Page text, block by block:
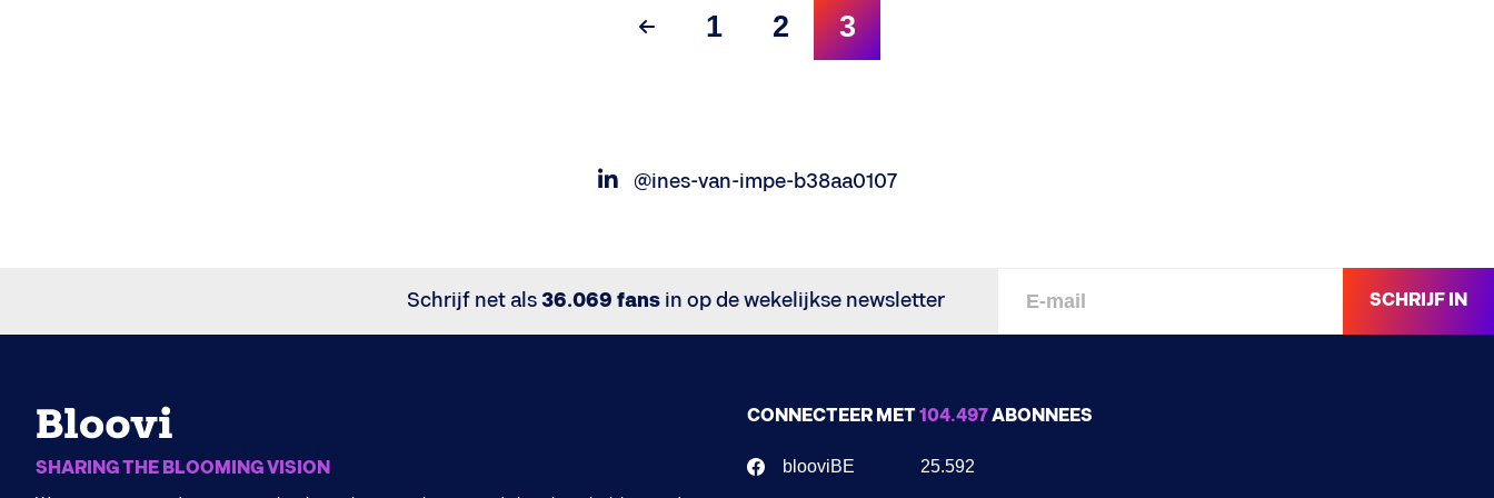
1 2 3
@ines-van-impe-b38aa0107
Schrijf net als36.069 fans in op de wekelijkse newsletter SCHRIJF IN
SHARING THE BLOOMING VISION
CONNECTEER MET104.497ABONNEES
blooviBE 25.592